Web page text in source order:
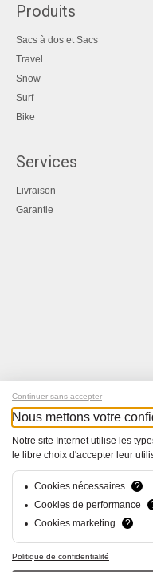
Produits
Sacs à dos et Sacs
Travel
Snow
Surf
Bike
Services
Livraison
Garantie
Tous
Continuer sans accepter
Nous mettons votre
Notre site Internet utilise les
le libre choix d'accepter leur
Cookies nécessaires
?
Cookies de performance
Cookies marketing
?
Politique de confidentialité